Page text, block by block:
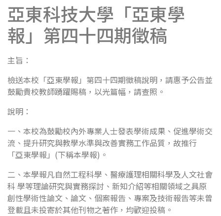
亞東科技大學「亞東學
報」第四十四期徵稿
主旨：
檢送本校「亞東學報」第四十四期徵稿說明，請惠予公告並
鼓勵貴校教師踴躍賜稿，以光篇幅，請查照。
說明：
一、本校為鼓勵校內外專業人士發表學術成果、促進學術交
流、提升研究與教學水準與改善實務工作品質，故推行
「亞東學報」(下稱本學報)。
二、本學報凡自然工程科學、醫療護理相關科學及人文社會
科 學等理論研究與實務探討、新知介紹等相關領域之具原
創性學術性論文、論文、個案報告、專案及技術報告等未曾
登載且未投寄於其他刊物之著作，均歡迎投稿。